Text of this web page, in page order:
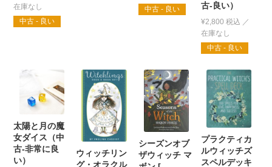
中古 - 良い
中古 - 良い
古-良い）
¥2,800 税込
中古 - 良い
太陽と月の魔
女ダイス（中
古-非常に良
い）
ウィッチリン
グ・オラクル
シーズンオブ
ザウィッチ マ
プラクティカ
ルウィッチズ
スペルデッキ